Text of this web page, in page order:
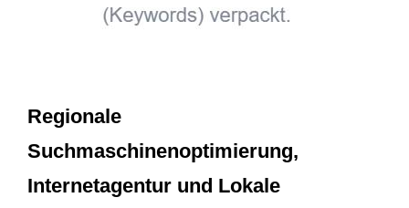
Regionale
Suchmaschinenoptimierung,
Internetagentur und Lokale